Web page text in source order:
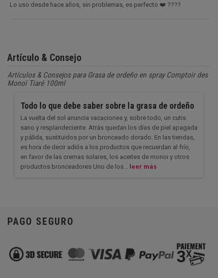
Lo uso desde hace años, sin problemas, es perfecto ❤️ ????
Artículo & Consejo
Artículos & Consejos para Grasa de ordeño en spray Comptoir des
Monoï Tiaré 100ml
Todo lo que debe saber sobre la grasa de ordeño
La vuelta del sol anuncia vacaciones y, sobre todo, un cutis
sano y resplandeciente. Atrás quedan los días de piel apagada
y pálida, sustituidos por un bronceado dorado. En las tiendas,
es hora de decir adiós a los productos que recuerdan al frío,
en favor de las cremas solares, los aceites de monoi y otros
productos bronceadores Uno de los...
leer más
PAGO SEGURO